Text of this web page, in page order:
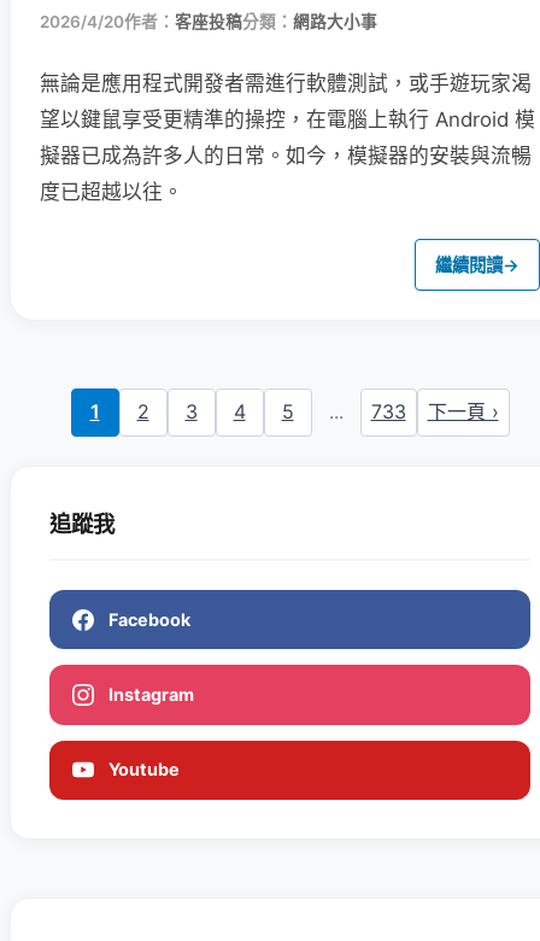
2026/4/20作者： 客座投稿分類： 網路大小事
無論是應用程式開發者需進行軟體測試，或手遊玩家渴
望以鍵鼠享受更精準的操控，在電腦上執行 Android 模
擬器已成為許多人的日常。如今，模擬器的安裝與流暢
度已超越以往。
繼續閱讀→
1 2 3 4 5 ... 733 下一頁 ›
追蹤我
Facebook
Instagram
Youtube